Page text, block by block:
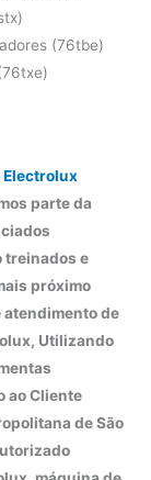
(76tbe)
Electrolux
parte da
treinados e
próximo
atendimento de
Utilizando
ao Cliente
de São